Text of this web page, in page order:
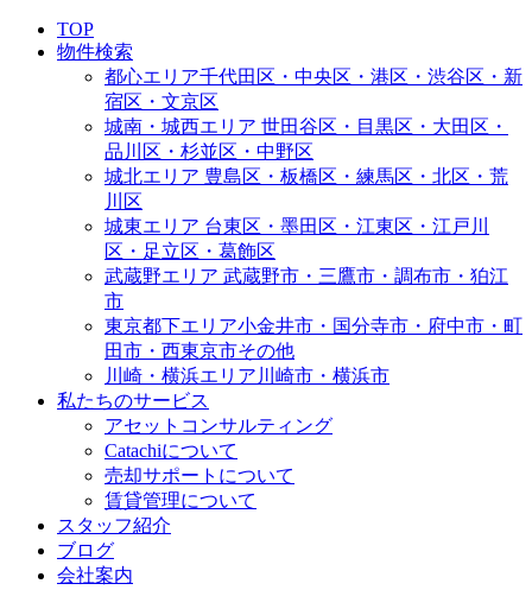
TOP
物件検索
都心エリア千代田区・中央区・港区・渋谷区・新
宿区・文京区
城南・城西エリア 世田谷区・目黒区・大田区・
品川区・杉並区・中野区
城北エリア 豊島区・板橋区・練馬区・北区・荒
川区
城東エリア 台東区・墨田区・江東区・江戸川
区・足立区・葛飾区
武蔵野エリア 武蔵野市・三鷹市・調布市・狛江
市
東京都下エリア小金井市・国分寺市・府中市・町
田市・西東京市その他
川崎・横浜エリア 川崎市・横浜市
私たちのサービス
アセットコンサルティング
Catachiについて
売却サポートについて
賃貸管理について
スタッフ紹介
ブログ
会社案内